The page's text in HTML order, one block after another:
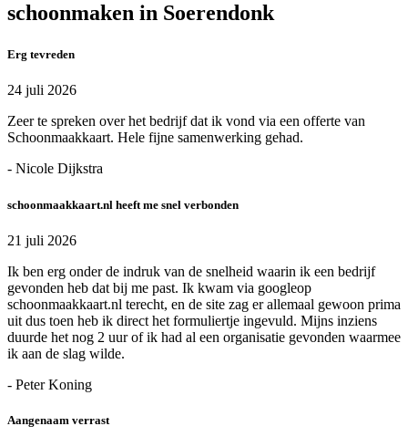
schoonmaken in Soerendonk
Erg tevreden
24 juli 2026
Zeer te spreken over het bedrijf dat ik vond via een offerte van
Schoonmaakkaart. Hele fijne samenwerking gehad.
- Nicole Dijkstra
schoonmaakkaart.nl heeft me snel verbonden
21 juli 2026
Ik ben erg onder de indruk van de snelheid waarin ik een bedrijf
gevonden heb dat bij me past. Ik kwam via googleop
schoonmaakkaart.nl terecht, en de site zag er allemaal gewoon prima
uit dus toen heb ik direct het formuliertje ingevuld. Mijns inziens
duurde het nog 2 uur of ik had al een organisatie gevonden waarmee
ik aan de slag wilde.
- Peter Koning
Aangenaam verrast